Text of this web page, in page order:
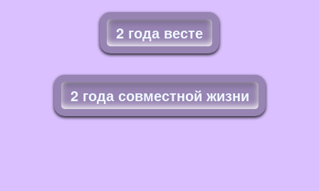
2 года весте
2 года совместной жизни